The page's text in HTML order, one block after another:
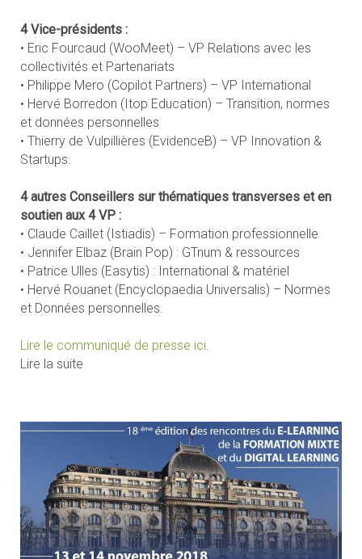
4 Vice-présidents :
• Eric Fourcaud (WooMeet) – VP Relations avec les
collectivités et Partenariats
• Philippe Mero (Copilot Partners) – VP International
• Hervé Borredon (Itop Education) – Transition, normes
et données personnelles
• Thierry de Vulpillières (EvidenceB) – VP Innovation &
Startups.
4 autres Conseillers sur thématiques transverses et en
soutien aux 4 VP :
• Claude Caillet (Istiadis) – Formation professionnelle
• Jennifer Elbaz (Brain Pop) : GTnum & ressources
• Patrice Ulles (Easytis) : International & matériel
• Hervé Rouanet (Encyclopaedia Universalis) – Normes
et Données personnelles.
Lire le communiqué de presse ici.
Lire la suite